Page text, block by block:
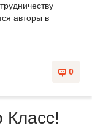
авторы в
0